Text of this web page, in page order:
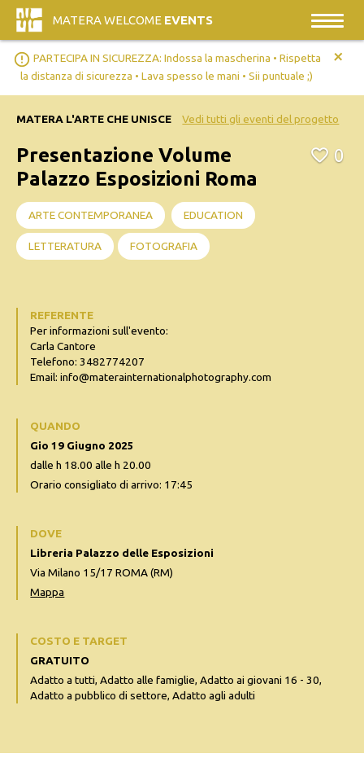
MATERA WELCOME EVENTS
error_outline PARTECIPA IN SICUREZZA: Indossa la mascherina • Rispetta
la distanza di sicurezza • Lava spesso le mani • Sii puntuale ;)
+
MATERA L'ARTE CHE UNISCE Vedi tutti gli eventi del progetto
Presentazione Volume
Palazzo Esposizioni Roma
0
ARTE CONTEMPORANEA EDUCATION
LETTERATURA FOTOGRAFIA
REFERENTE
Per informazioni sull'evento:
Carla Cantore
Telefono: 3482774207
Email: info@materainternationalphotography.com
QUANDO
Gio 19 Giugno 2025
dalle h 18.00 alle h 20.00
Orario consigliato di arrivo: 17:45
DOVE
Libreria Palazzo delle Esposizioni
Via Milano 15/17 ROMA (RM)
Mappa
COSTO E TARGET
GRATUITO
Adatto a tutti, Adatto alle famiglie, Adatto ai giovani 16 - 30,
Adatto a pubblico di settore, Adatto agli adulti